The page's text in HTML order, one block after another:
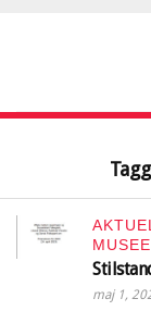
maj 1,